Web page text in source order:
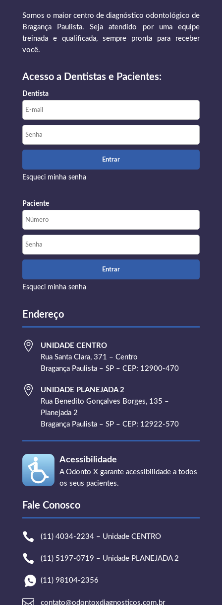
Somos o maior centro de diagnóstico odontológico de
Bragança Paulista. Seja atendido por uma equipe
treinada e qualificada, sempre pronta para receber
você.
Acesso a Dentistas e Pacientes:
Dentista
Esqueci minha senha
Paciente
Esqueci minha senha
Endereço

UNIDADE CENTRO
Rua Santa Clara, 371 – Centro
Bragança Paulista – SP – CEP: 12900-470

UNIDADE PLANEJADA 2
Rua Benedito Gonçalves Borges, 135 –
Planejada 2
Bragança Paulista – SP – CEP: 12922-570
Acessibilidade
A Odonto X garante acessibilidade a todos
os seus pacientes.
Fale Conosco
 (11) 4034-2234 – Unidade CENTRO
 (11) 5197-0719 – Unidade PLANEJADA 2
(11) 98104-2356
contato@odontoxdiagnosticos.com.br